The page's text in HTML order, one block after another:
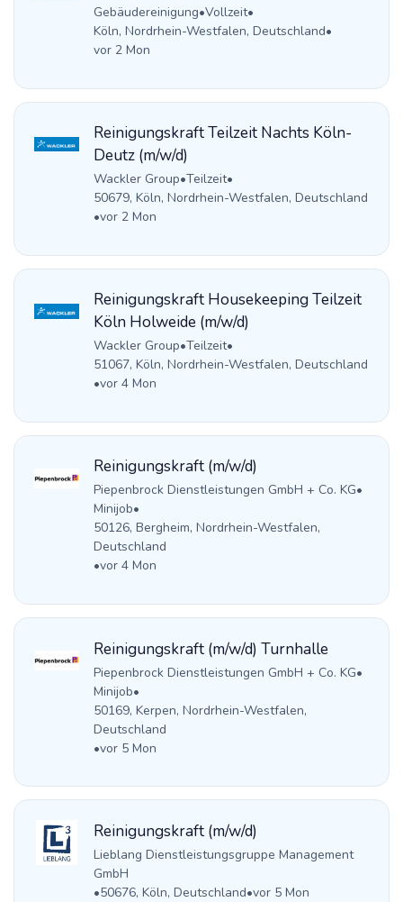
Gebäudereinigung•Vollzeit•
Köln, Nordrhein-Westfalen, Deutschland•
vor 2 Mon
Reinigungskraft Teilzeit Nachts Köln-
Deutz (m/w/d)
Wackler Group•Teilzeit•
50679, Köln, Nordrhein-Westfalen, Deutschland
•vor 2 Mon
Reinigungskraft Housekeeping Teilzeit
Köln Holweide (m/w/d)
Wackler Group•Teilzeit•
51067, Köln, Nordrhein-Westfalen, Deutschland
•vor 4 Mon
Reinigungskraft (m/w/d)
Piepenbrock Dienstleistungen GmbH + Co. KG•
Minijob•
50126, Bergheim, Nordrhein-Westfalen,
Deutschland
•vor 4 Mon
Reinigungskraft (m/w/d) Turnhalle
Piepenbrock Dienstleistungen GmbH + Co. KG•
Minijob•
50169, Kerpen, Nordrhein-Westfalen,
Deutschland
•vor 5 Mon
Reinigungskraft (m/w/d)
Lieblang Dienstleistungsgruppe Management
GmbH
•50676, Köln, Deutschland•vor 5 Mon